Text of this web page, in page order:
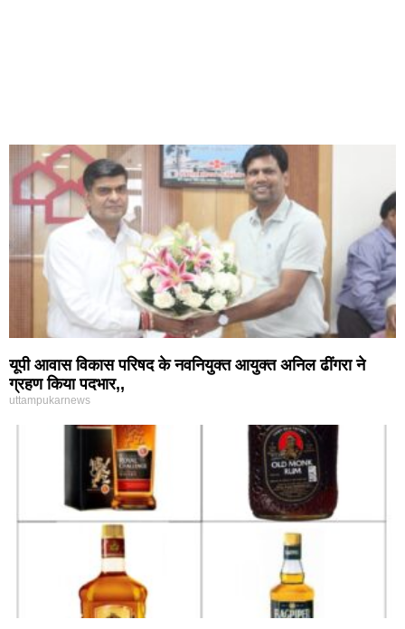
यूपी आवास विकास परिषद के नवनियुक्त आयुक्त अनिल ढींगरा ने
ग्रहण किया पदभार,,
uttampukarnews